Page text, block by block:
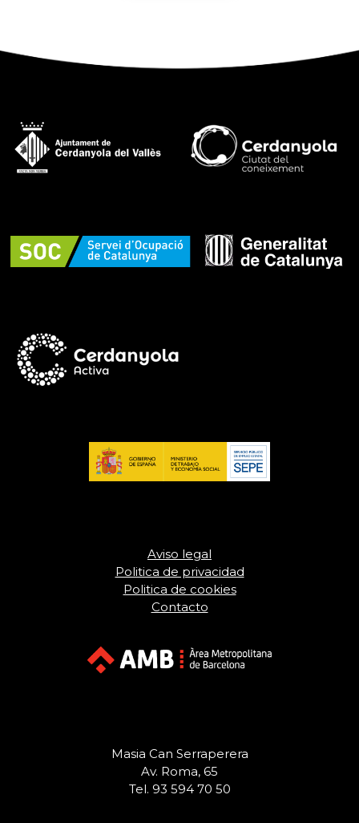
Aviso legal
Politica de privacidad
Politica de cookies
Contacto
Masia Can Serraperera
Av. Roma, 65
Tel. 93 594 70 50